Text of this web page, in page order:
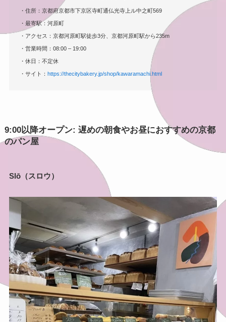
・住所：京都府京都市下京区寺町通仏光寺上ル中之町569
・最寄駅：河原町
・アクセス：京都河原町駅徒歩3分、京都河原町駅から235m
・営業時間：08:00 – 19:00
・休日：不定休
・サイト： https://thecitybakery.jp/shop/kawaramachi.html
9:00以降オープン: 遅めの朝食やお昼におすすめの京都
のパン屋
Slō（スロウ）